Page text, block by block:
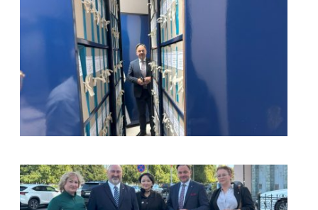
kliknięcie spowoduje powiększenie zdjęcia w galerii